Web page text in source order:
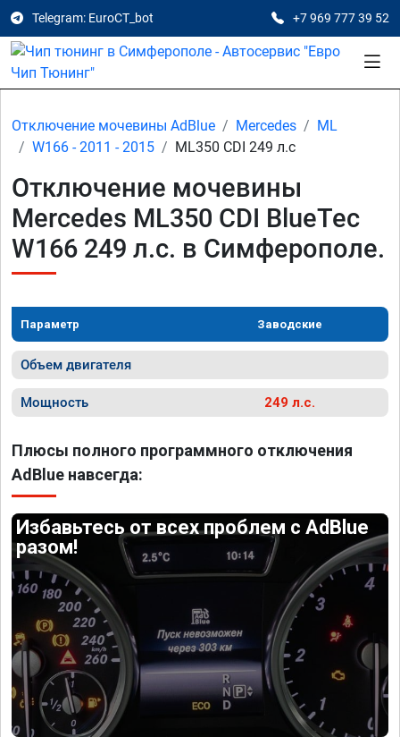
Telegram: EuroCT_bot +7 969 777 39 52
Отключение мочевины AdBlue Mercedes
ML
W166 - 2011 - 2015
ML350 CDI 249 л.с
Отключение мочевины
Mercedes ML350 CDI BlueTec
W166 249 л.с. в Симферополе.
Параметр Заводские
Объем двигателя
Мощность 249 л.с.
Плюсы полного программного отключения
AdBlue навсегда:
Избавьтесь от всех проблем с AdBlue
разом!